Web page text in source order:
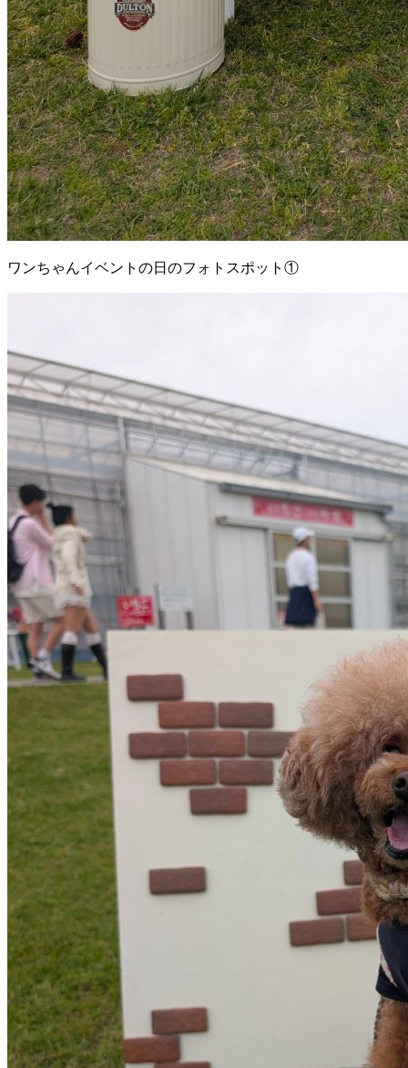
ワンちゃんイベントの日のフォトスポット①